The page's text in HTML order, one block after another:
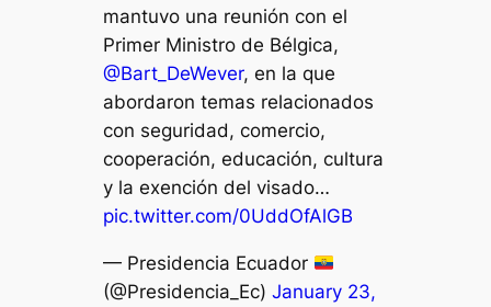
mantuvo una reunión con el
Primer Ministro de Bélgica,
@Bart_DeWever, en la que
abordaron temas relacionados
con seguridad, comercio,
cooperación, educación, cultura
y la exención del visado…
pic.twitter.com/0UddOfAlGB
— Presidencia Ecuador
(@Presidencia_Ec) January 23,